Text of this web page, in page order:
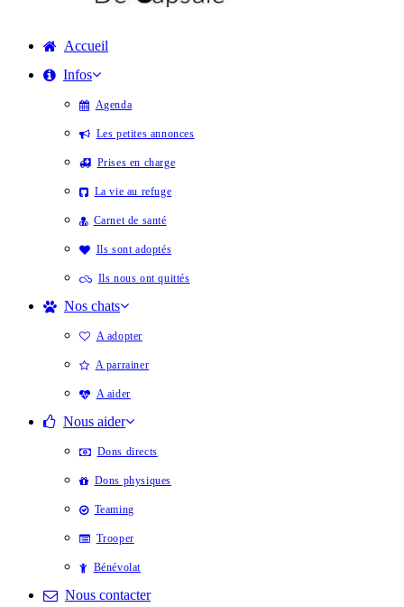
Accueil
Infos
Agenda
Les petites annonces
Prises en charge
La vie au refuge
Carnet de santé
Ils sont adoptés
Ils nous ont quittés
Nos chats
A adopter
A parrainer
A aider
Nous aider
Dons directs
Dons physiques
Teaming
Trooper
Bénévolat
Nous contacter